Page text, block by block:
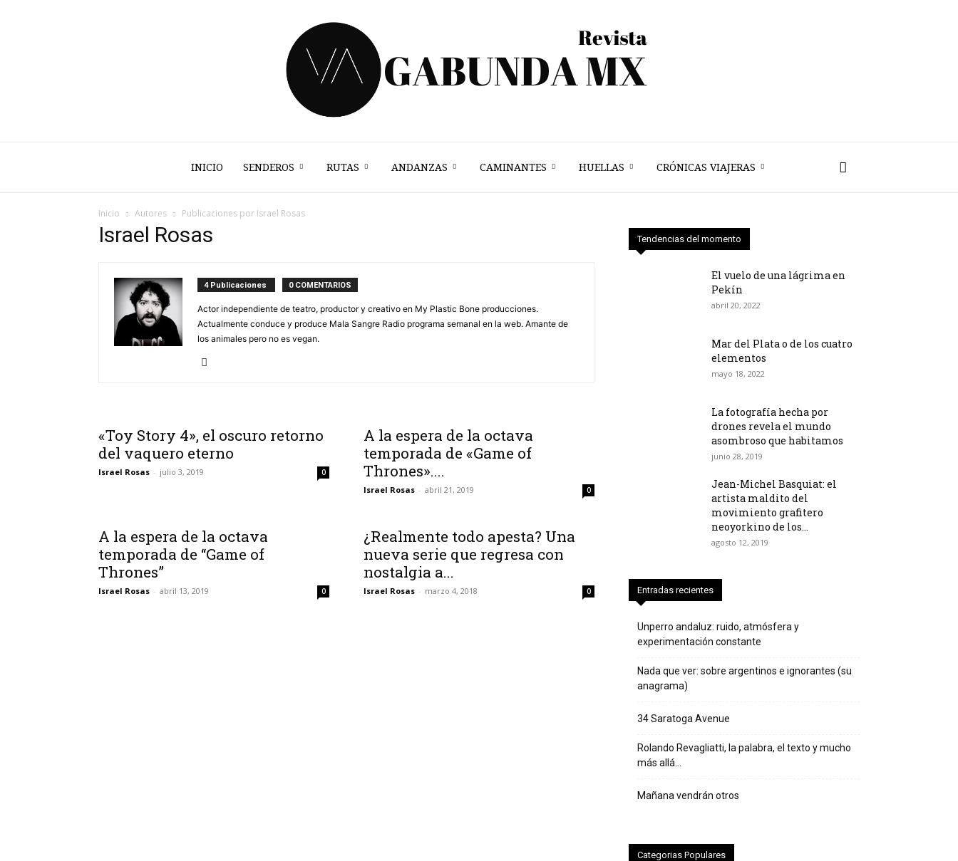
Vagabunda
INICIO SENDEROS RUTAS ANDANZAS CAMINANTES HUELLAS CRÓNICAS VIAJERAS
Inicio Autores Publicaciones por Israel Rosas
Israel Rosas
4 Publicaciones 0 COMENTARIOS
Actor independiente de teatro, productor y creativo en My Plastic Bone producciones.
Actualmente conduce y produce Mala Sangre Radio programa semanal en la web. Amante de
los animales pero no es vegan.
«Toy Story 4», el oscuro retorno
del vaquero eterno
Israel Rosas - julio 3, 2019 0
A la espera de la octava
temporada de «Game of
Thrones»....
Israel Rosas - abril 21, 2019 0
A la espera de la octava
temporada de “Game of
Thrones”
Israel Rosas - abril 13, 2019 0
¿Realmente todo apesta? Una
nueva serie que regresa con
nostalgia a...
Israel Rosas - marzo 4, 2018 0
Tendencias del momento
El vuelo de una lágrima en
Pekín
abril 20, 2022
Mar del Plata o de los cuatro
elementos
mayo 18, 2022
La fotografía hecha por
drones revela el mundo
asombroso que habitamos
junio 28, 2019
Jean-Michel Basquiat: el
artista maldito del
movimiento grafitero
neoyorkino de los...
agosto 12, 2019
Entradas recientes
Unperro andaluz: ruido, atmósfera y
experimentación constante
Nada que ver: sobre argentinos e ignorantes (su
anagrama)
34 Saratoga Avenue
Rolando Revagliatti, la palabra, el texto y mucho
más allá…
Mañana vendrán otros
Categorias Populares